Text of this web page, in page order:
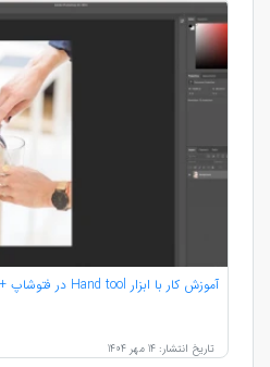
آموزش کار با ابزار Hand tool در فتوشاپ + آموزش تصویری
تاریخ انتشار: 14 مهر 1404